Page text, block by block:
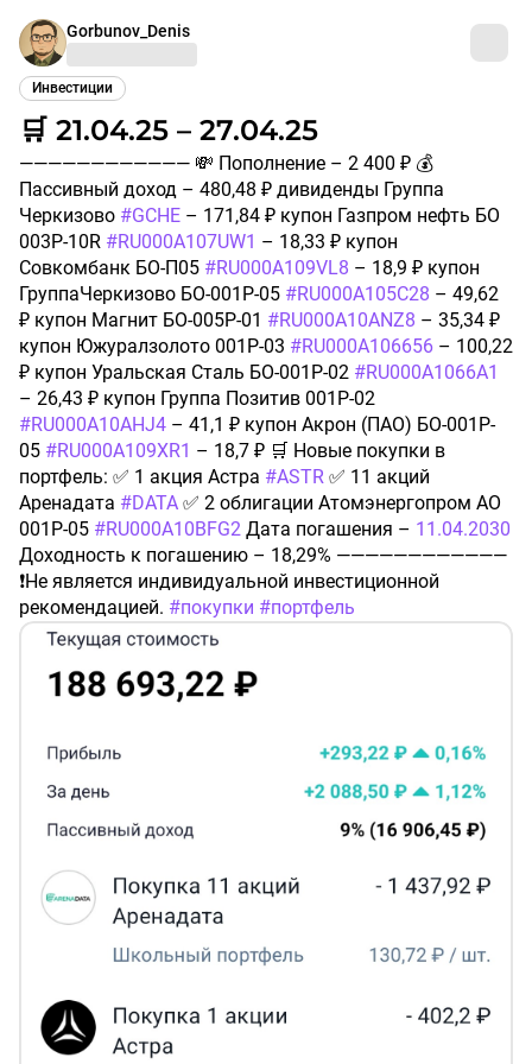
Gorbunov_Denis
Инвестиции
🛒 21.04.25 – 27.04.25
———————————— 💸 Пополнение – 2 400 ₽ 💰
Пассивный доход – 480,48 ₽ дивиденды Группа
Черкизово #GCHE – 171,84 ₽ купон Газпром нефть БО
003P-10R #RU000A107UW1 – 18,33 ₽ купон
Совкомбанк БО-П05 #RU000A109VL8 – 18,9 ₽ купон
ГруппаЧеркизово БО-001Р-05 #RU000A105C28 – 49,62
₽ купон Магнит БО-005Р-01 #RU000A10ANZ8 – 35,34 ₽
купон Южуралзолото 001P-03 #RU000A106656 – 100,22
₽ купон Уральская Сталь БО-001Р-02 #RU000A1066A1
– 26,43 ₽ купон Группа Позитив 001Р-02
#RU000A10AHJ4 – 41,1 ₽ купон Акрон (ПАО) БО-001P-
05 #RU000A109XR1 – 18,7 ₽ 🛒 Новые покупки в
портфель: ✅ 1 акция Астра #ASTR ✅ 11 акций
Аренадата #DATA ✅ 2 облигации Атомэнергопром АО
001Р-05 #RU000A10BFG2 Дата погашения – 11.04.2030
Доходность к погашению – 18,29% ————————————
❗️Не является индивидуальной инвестиционной
рекомендацией. #покупки #портфель